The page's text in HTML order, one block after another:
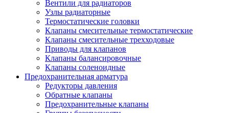
Вентили для радиаторов
Узлы радиаторные
Термостатические головки
Клапаны смесительные термостатические
Клапаны смесительные трехходовые
Приводы для клапанов
Клапаны балансировочные
Клапаны соленоидные
Предохранительная арматура
Редукторы давления
Обратные клапаны
Предохранительные клапаны